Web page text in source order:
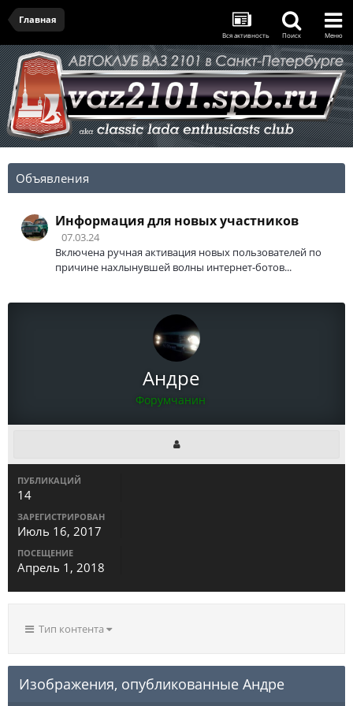
Главная
Вся активность Поиск Меню
Объявления
Информация для новых участников
07.03.24
Включена ручная активация новых пользователей по
причине нахлынувшей волны интернет-ботов...
Андре
Форумчанин
ПУБЛИКАЦИЙ
14
ЗАРЕГИСТРИРОВАН
Июль 16, 2017
ПОСЕЩЕНИЕ
Апрель 1, 2018
Тип контента
Изображения, опубликованные Андре